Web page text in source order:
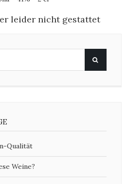
leider nicht gestattet
Qualität
Weine?